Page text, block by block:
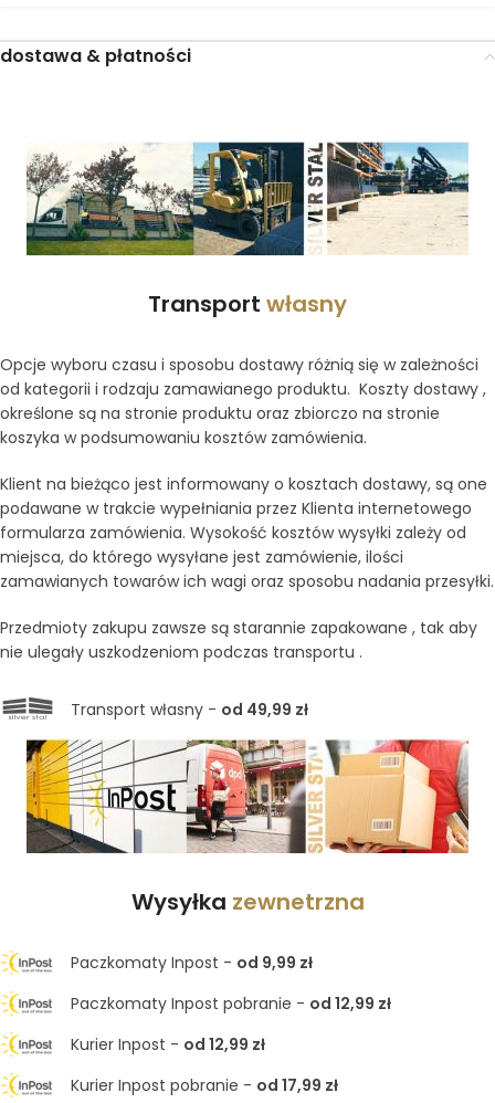
dostawa & płatności
Transport własny
Opcje wyboru czasu i sposobu dostawy różnią się w zależności
od kategorii i rodzaju zamawianego produktu. Koszty dostawy ,
określone są na stronie produktu oraz zbiorczo na stronie
koszyka w podsumowaniu kosztów zamówienia.
Klient na bieżąco jest informowany o kosztach dostawy, są one
podawane w trakcie wypełniania przez Klienta internetowego
formularza zamówienia. Wysokość kosztów wysyłki zależy od
miejsca, do którego wysyłane jest zamówienie, ilości
zamawianych towarów ich wagi oraz sposobu nadania przesyłki.
Przedmioty zakupu zawsze są starannie zapakowane , tak aby
nie ulegały uszkodzeniom podczas transportu .
Transport własny - od 49,99 zł
Wysyłka zewnetrzna
Paczkomaty Inpost - od 9,99 zł
Paczkomaty Inpost pobranie - od 12,99 zł
Kurier Inpost - od 12,99 zł
Kurier Inpost pobranie - od 17,99 zł